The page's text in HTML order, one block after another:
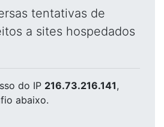
tentativas de
a sites hospedados
do IP 216.73.216.141,
abaixo.